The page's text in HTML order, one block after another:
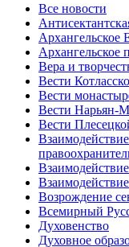
Все новости
Архангельское
Архангельское
Вера и
Вести
Вести
Вести Нарьян-
Вести
Возрождение
Всемирный
Духовенство
Духовное